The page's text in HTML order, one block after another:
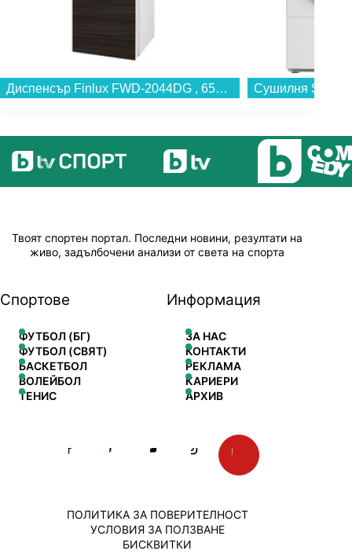
Диспенсър Finlux FWD-2044DG , 655 W...
Твоят спортен портал. Последни новини, резултати на
живо, задълбочени анализи от света на спорта
Спортове
ФУТБОЛ (БГ)
ФУТБОЛ (СВЯТ)
БАСКЕТБОЛ
ВОЛЕЙБОЛ
ТЕНИС
Информация
ЗА НАС
КОНТАКТИ
РЕКЛАМА
КАРИЕРИ
АРХИВ
ПОЛИТИКА ЗА ПОВЕРИТЕЛНОСТ
УСЛОВИЯ ЗА ПОЛЗВАНЕ
БИСКВИТКИ